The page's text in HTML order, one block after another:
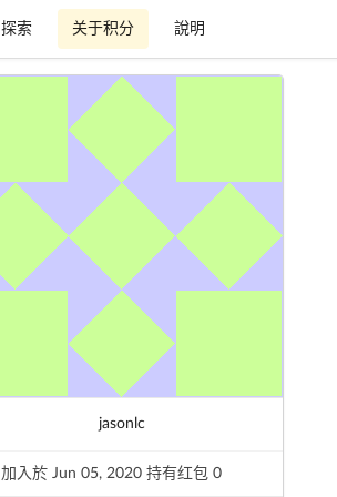
探索 关于积分 說明
jasonlc
加入於 Jun 05, 2020 持有红包 0